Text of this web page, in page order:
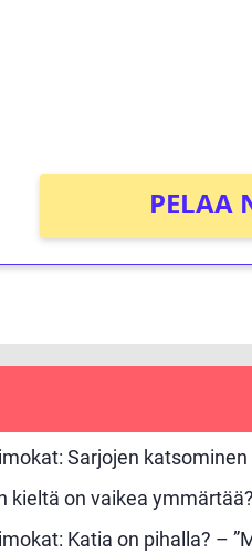
PELAA
Sarjojen
kieltä on vaikea
Katia on pihalla? –